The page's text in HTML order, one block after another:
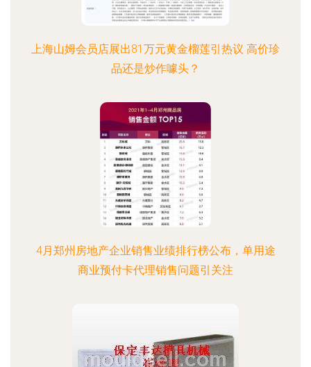
上海山姆会员店展出81万元黄金榴莲引热议 高价珍
品还是炒作噱头？
4月郑州房地产企业销售业绩排行榜公布，单用途
商业预付卡代理销售问题引关注